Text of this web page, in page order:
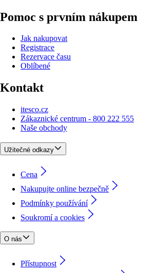
Pomoc s prvním nákupem
Jak nakupovat
Registrace
Rezervace času
Oblíbené
Kontakt
itesco.cz
Zákaznické centrum - 800 222 555
Naše obchody
Užitečné odkazy
Cena
Nakupujte online bezpečně
Podmínky používání
Soukromí a cookies
O nás
Přístupnost